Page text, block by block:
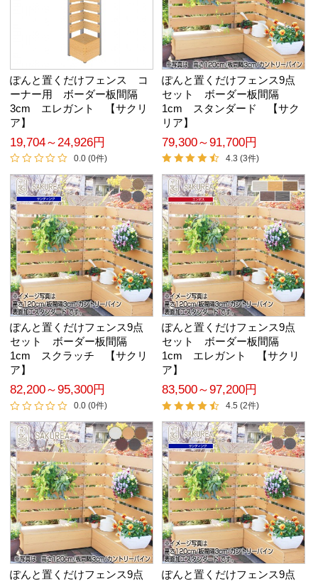
ぽんと置くだけフェンス コ
ーナー用 ボーダー板間隔
3cm エレガント 【サクリ
ア】
19,704～24,926円
0.0 (0件)
ぽんと置くだけフェンス9点
セット ボーダー板間隔
1cm スタンダード 【サク
リア】
79,300～91,700円
4.3 (3件)
ぽんと置くだけフェンス9点
セット ボーダー板間隔
1cm スクラッチ 【サクリ
ア】
82,200～95,300円
0.0 (0件)
ぽんと置くだけフェンス9点
セット ボーダー板間隔
1cm エレガント 【サクリ
ア】
83,500～97,200円
4.5 (2件)
ぽんと置くだけフェンス9点
ぽんと置くだけフェンス9点